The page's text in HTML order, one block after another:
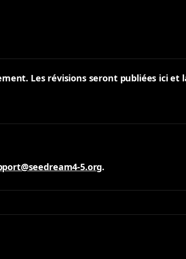
Les révisions seront publiées ici et
5.org.